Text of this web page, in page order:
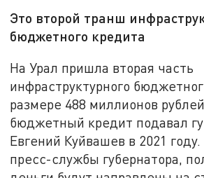
Это второй транш
бюджетного кредита
На Урал пришла вторая часть
инфраструктурного
размере 488 миллионов
бюджетный кредит подавал
Евгений Куйвашев в 2021
пресс-службы губернатора,